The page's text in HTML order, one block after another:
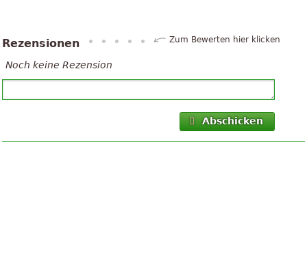
Rezensionen Zum Bewerten hier klicken
Noch keine Rezension
Abschicken